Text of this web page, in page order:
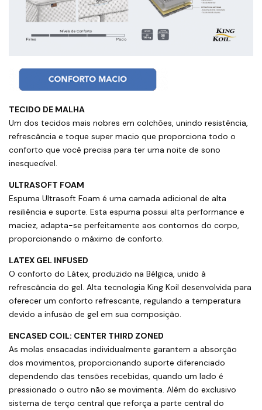
TECIDO DE MALHA
Um dos tecidos mais nobres em colchões, unindo resistência,
refrescância e toque super macio que proporciona todo o
conforto que você precisa para ter uma noite de sono
inesquecível.
ULTRASOFT FOAM
Espuma Ultrasoft Foam é uma camada adicional de alta
resiliência e suporte. Esta espuma possui alta performance e
maciez, adapta-se perfeitamente aos contornos do corpo,
proporcionando o máximo de conforto.
LATEX GEL INFUSED
O conforto do Látex, produzido na Bélgica, unido à
refrescância do gel. Alta tecnologia King Koil desenvolvida para
oferecer um conforto refrescante, regulando a temperatura
devido a infusão de gel em sua composição.
ENCASED COIL: CENTER THIRD ZONED
As molas ensacadas individualmente garantem a absorção
dos movimentos, proporcionando suporte diferenciado
dependendo das tensões recebidas, quando um lado é
pressionado o outro não se movimenta. Além do exclusivo
sistema de terço central que reforça a parte central do